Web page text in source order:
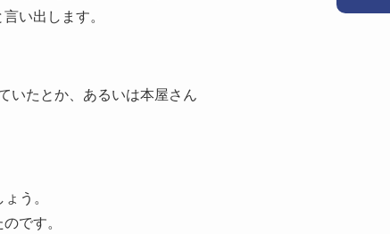
い出します。
いたとか、あるいは本屋さん
う。
です。